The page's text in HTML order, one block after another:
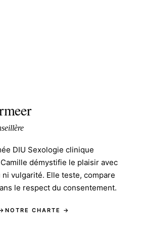
DIU Sexologie clinique
démystifie le plaisir avec
ni vulgarité. Elle teste, compare
le respect du consentement.
NOTRE CHARTE →